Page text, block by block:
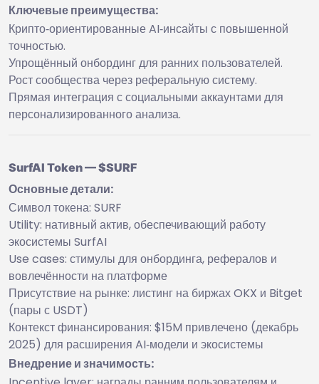
Ключевые преимущества:
Крипто‑ориентированные AI‑инсайты с повышенной
точностью.
Упрощённый онбординг для ранних пользователей.
Рост сообщества через реферальную систему.
Прямая интеграция с социальными аккаунтами для
персонализированного анализа.
SurfAI Token — $SURF
Основные детали:
Символ токена: SURF
Utility: нативный актив, обеспечивающий работу
экосистемы SurfAI
Use cases: стимулы для онбординга, рефералов и
вовлечённости на платформе
Присутствие на рынке: листинг на биржах OKX и Bitget
(пары с USDT)
Контекст финансирования: $15M привлечено (декабрь
2025) для расширения AI‑модели и экосистемы
Внедрение и значимость: